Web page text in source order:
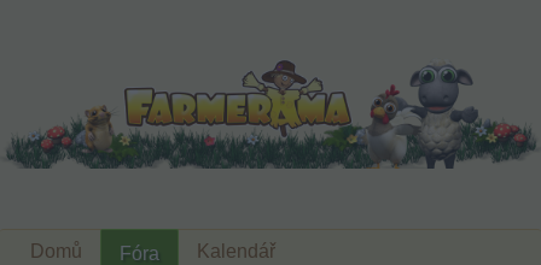
Domů Fóra Kalendář